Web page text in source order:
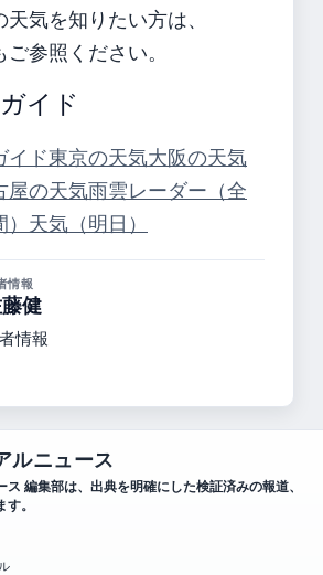
気を知りたい方は、
ご参照ください。
イド
イド東京の天気大阪の天気
屋の天気雨雲レーダー（全
天気（明日）
情報
健
情報
ルニュース
編集部は、出典を明確にした検証済みの報道、
。